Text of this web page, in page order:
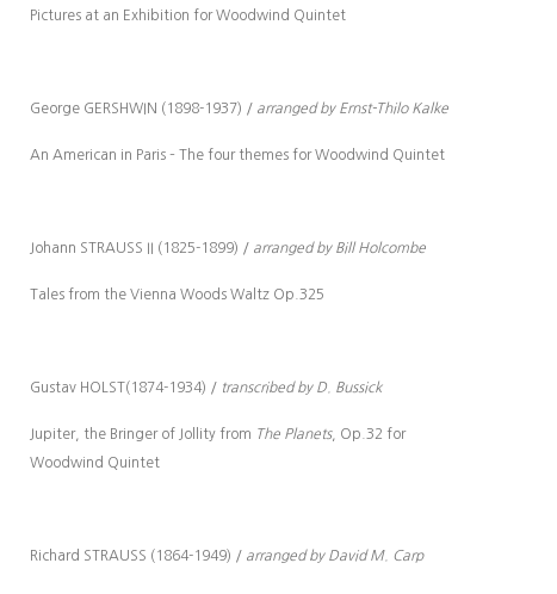
Pictures at an Exhibition for Woodwind Quintet
George GERSHWIN (1898-1937) / arranged by Ernst-Thilo Kalke
An American in Paris – The four themes for Woodwind Quintet
Johann STRAUSS II (1825-1899) / arranged by Bill Holcombe
Tales from the Vienna Woods Waltz Op.325
Gustav HOLST(1874-1934) / transcribed by D. Bussick
Jupiter, the Bringer of Jollity from The Planets, Op.32 for
Woodwind Quintet
Richard STRAUSS (1864-1949) / arranged by David M. Carp